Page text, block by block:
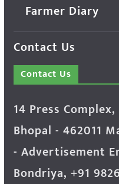
Farmer Diary
Contact Us
Contact Us
14 Press
Bhopal - 462011
- Advertisement
Bondriya, +91